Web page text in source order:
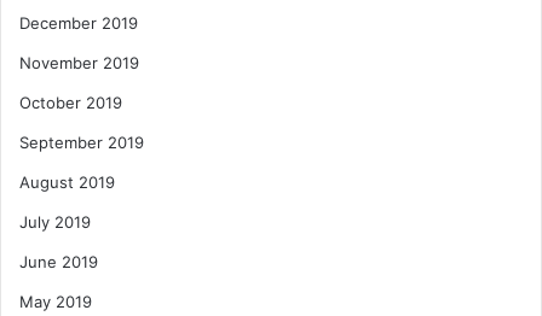
December 2019
November 2019
October 2019
September 2019
August 2019
July 2019
June 2019
May 2019